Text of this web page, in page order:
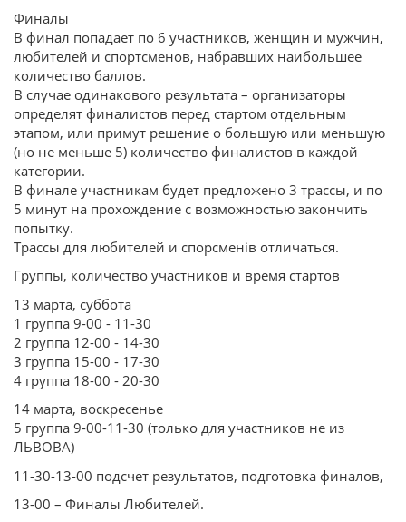
Финалы
В финал попадает по 6 участников, женщин и мужчин,
любителей и спортсменов, набравших наибольшее
количество баллов.
В случае одинакового результата – организаторы
определят финалистов перед стартом отдельным
этапом, или примут решение о большую или меньшую
(но не меньше 5) количество финалистов в каждой
категории.
В финале участникам будет предложено 3 трассы, и по
5 минут на прохождение с возможностью закончить
попытку.
Трассы для любителей и спорсменів отличаться.
Группы, количество участников и время стартов
13 марта, суббота
1 группа 9-00 - 11-30
2 группа 12-00 - 14-30
3 группа 15-00 - 17-30
4 группа 18-00 - 20-30
14 марта, воскресенье
5 группа 9-00-11-30 (только для участников не из
ЛЬВОВА)
11-30-13-00 подсчет результатов, подготовка финалов,
13-00 – Финалы Любителей.